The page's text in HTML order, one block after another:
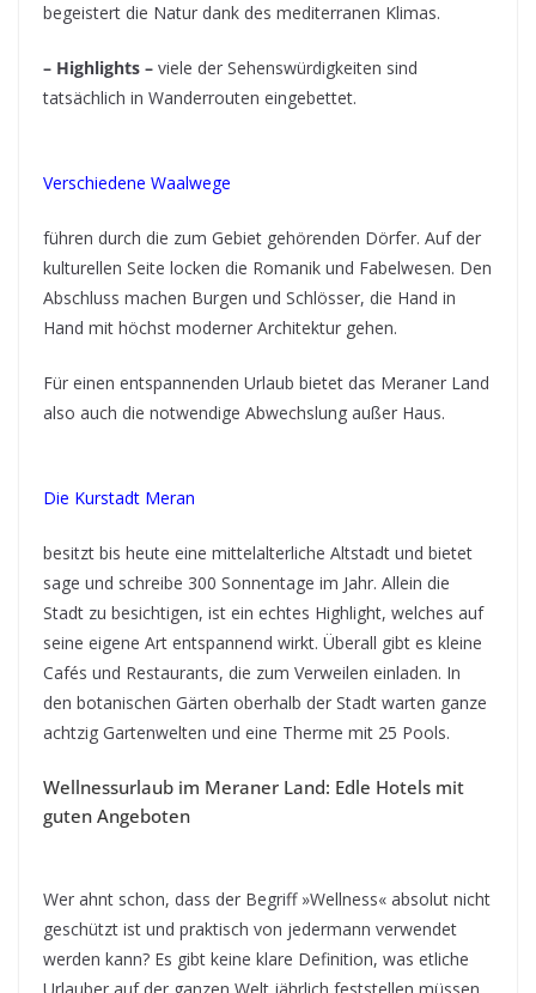
begeistert die Natur dank des mediterranen Klimas.
– Highlights – viele der Sehenswürdigkeiten sind
tatsächlich in Wanderrouten eingebettet.
Verschiedene Waalwege
führen durch die zum Gebiet gehörenden Dörfer. Auf der
kulturellen Seite locken die Romanik und Fabelwesen. Den
Abschluss machen Burgen und Schlösser, die Hand in
Hand mit höchst moderner Architektur gehen.
Für einen entspannenden Urlaub bietet das Meraner Land
also auch die notwendige Abwechslung außer Haus.
Die Kurstadt Meran
besitzt bis heute eine mittelalterliche Altstadt und bietet
sage und schreibe 300 Sonnentage im Jahr. Allein die
Stadt zu besichtigen, ist ein echtes Highlight, welches auf
seine eigene Art entspannend wirkt. Überall gibt es kleine
Cafés und Restaurants, die zum Verweilen einladen. In
den botanischen Gärten oberhalb der Stadt warten ganze
achtzig Gartenwelten und eine Therme mit 25 Pools.
Wellnessurlaub im Meraner Land: Edle Hotels mit
guten Angeboten
Wer ahnt schon, dass der Begriff »Wellness« absolut nicht
geschützt ist und praktisch von jedermann verwendet
werden kann? Es gibt keine klare Definition, was etliche